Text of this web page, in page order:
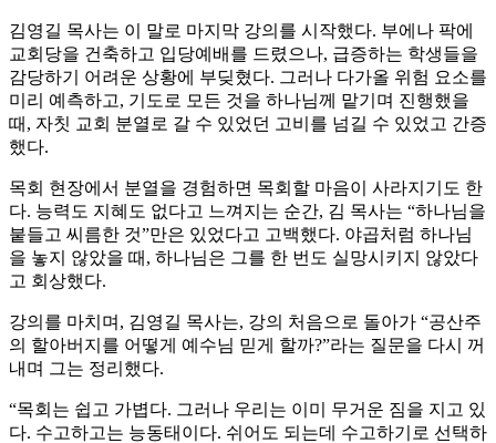
김영길 목사는 이 말로 마지막 강의를 시작했다. 부에나 팍에
교회당을 건축하고 입당예배를 드렸으나, 급증하는 학생들을
감당하기 어려운 상황에 부딪혔다. 그러나 다가올 위험 요소를
미리 예측하고, 기도로 모든 것을 하나님께 맡기며 진행했을
때, 자칫 교회 분열로 갈 수 있었던 고비를 넘길 수 있었고 간증
했다.
목회 현장에서 분열을 경험하면 목회할 마음이 사라지기도 한
다. 능력도 지혜도 없다고 느껴지는 순간, 김 목사는 “하나님을
붙들고 씨름한 것”만은 있었다고 고백했다. 야곱처럼 하나님
을 놓지 않았을 때, 하나님은 그를 한 번도 실망시키지 않았다
고 회상했다.
강의를 마치며, 김영길 목사는, 강의 처음으로 돌아가 “공산주
의 할아버지를 어떻게 예수님 믿게 할까?”라는 질문을 다시 꺼
내며 그는 정리했다.
“목회는 쉽고 가볍다. 그러나 우리는 이미 무거운 짐을 지고 있
다. 수고하고는 능동태이다. 쉬어도 되는데 수고하기로 선택하